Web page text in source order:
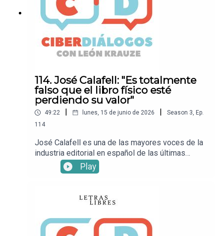
webXFacebookInstagramTikTok• ¡Suscríbete a
Letras Libres!
114. José Calafell: "Es totalmente
falso que el libro físico esté
perdiendo su valor"
49:22 lunes, 15 de junio de 2026 Season 3, Ep.
114
José Calafell es una de las mayores voces de la
industria editorial en español de las últimas
décadas. Actualmente director para América
Latina de Grupo Planeta, ha dedicado su vida al
cómo llevar la literatura a la mayor cantidad de
lectores posible. En esta conversación con León
Krauze, Calafell habla de la situación del libro y la
lectura en un presente lleno de predicciones
Play